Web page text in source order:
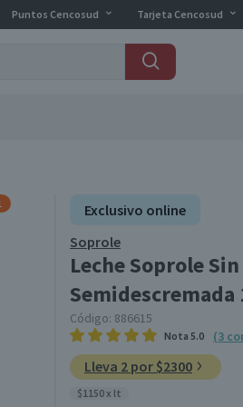
Puntos Cencosud Tarjeta Cencosud
Exclusivo online
Soprole
Leche Soprole
Semidescremada
Código: 886615
Nota 5.0 (3
Lleva 2 por $2300
$1150 x lt